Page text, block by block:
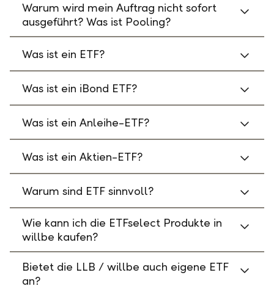
Warum wird mein Auftrag nicht sofort
ausgeführt? Was ist Pooling?
Was ist ein ETF?
Was ist ein iBond ETF?
Was ist ein Anleihe-ETF?
Was ist ein Aktien-ETF?
Warum sind ETF sinnvoll?
Wie kann ich die ETFselect Produkte in
willbe kaufen?
Bietet die LLB / willbe auch eigene ETF
an?